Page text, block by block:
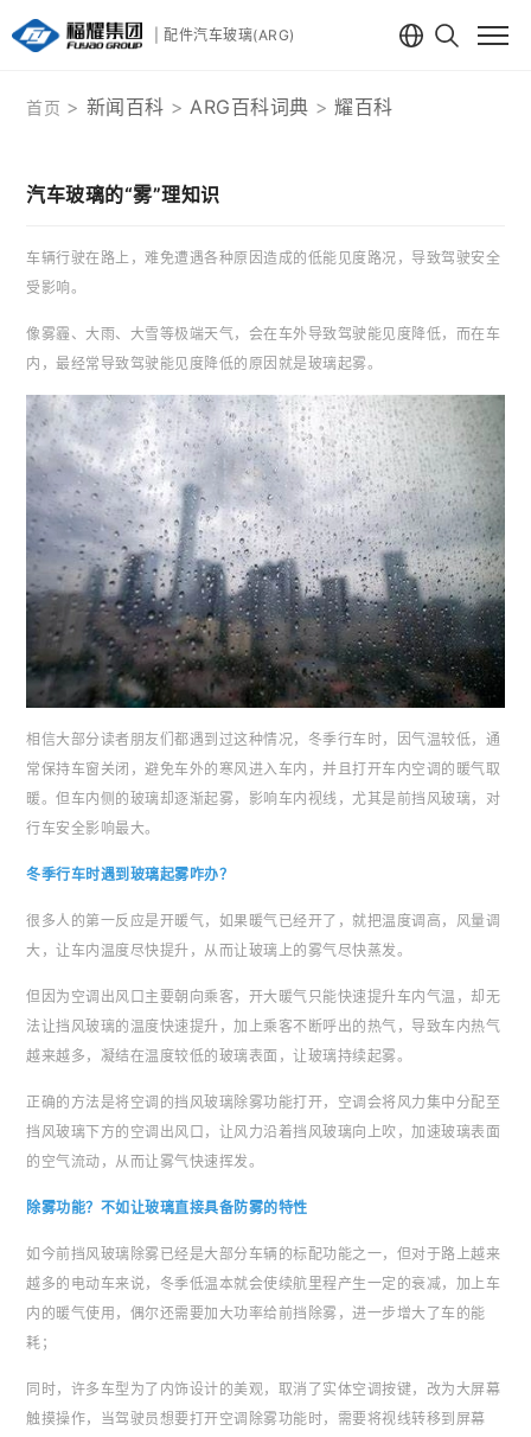
| 配件汽车玻璃(ARG)
首页 新闻百科 ARG百科词典 耀百科
汽车玻璃的“雾”理知识
车辆行驶在路上，难免遭遇各种原因造成的低能见度路况，导致驾驶安全
受影响。
像雾霾、大雨、大雪等极端天气，会在车外导致驾驶能见度降低，而在车
内，最经常导致驾驶能见度降低的原因就是玻璃起雾。
相信大部分读者朋友们都遇到过这种情况，冬季行车时，因气温较低，通
常保持车窗关闭，避免车外的寒风进入车内，并且打开车内空调的暖气取
暖。但车内侧的玻璃却逐渐起雾，影响车内视线，尤其是前挡风玻璃，对
行车安全影响最大。
冬季行车时遇到玻璃起雾咋办？
很多人的第一反应是开暖气，如果暖气已经开了，就把温度调高，风量调
大，让车内温度尽快提升，从而让玻璃上的雾气尽快蒸发。
但因为空调出风口主要朝向乘客，开大暖气只能快速提升车内气温，却无
法让挡风玻璃的温度快速提升，加上乘客不断呼出的热气，导致车内热气
越来越多，凝结在温度较低的玻璃表面，让玻璃持续起雾。
正确的方法是将空调的挡风玻璃除雾功能打开，空调会将风力集中分配至
挡风玻璃下方的空调出风口，让风力沿着挡风玻璃向上吹，加速玻璃表面
的空气流动，从而让雾气快速挥发。
除雾功能？不如让玻璃直接具备防雾的特性
如今前挡风玻璃除雾已经是大部分车辆的标配功能之一，但对于路上越来
越多的电动车来说，冬季低温本就会使续航里程产生一定的衰减，加上车
内的暖气使用，偶尔还需要加大功率给前挡除雾，进一步增大了车的能
耗；
同时，许多车型为了内饰设计的美观，取消了实体空调按键，改为大屏幕
触摸操作，当驾驶员想要打开空调除雾功能时，需要将视线转移到屏幕